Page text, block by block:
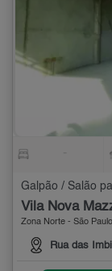
Galpão / Salão
Vila Nova
Zona Norte - São Paulo
Rua das